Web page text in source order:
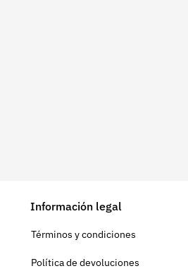
Información legal
Términos y condiciones
Política de devoluciones